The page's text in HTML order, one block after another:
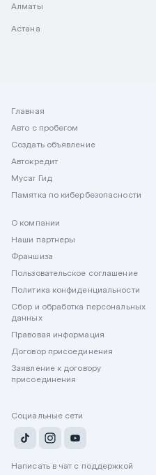
Алматы
Астана
Главная
Авто с пробегом
Создать объявление
Автокредит
Mycar Гид
Памятка по кибербезопасности
О компании
Наши партнеры
Франшиза
Пользовательское соглашение
Политика конфиденциальности
Сбор и обработка персональных
данных
Правовая информация
Договор присоединения
Заявление к договору
присоединения
Социальные сети
Написать в чат с поддержкой